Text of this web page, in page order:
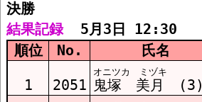
競技メニューへ
決勝 結果
決勝
結果記録
  5月3日 12:30
順位
No. 氏名
1 2051
オニツカ ミヅキ
鬼塚 美月 (3)